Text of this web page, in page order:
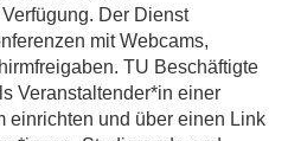
Der Dienst
mit Webcams,
TU Beschäftigte
Veranstaltender*in einer
einrichten und über einen Link